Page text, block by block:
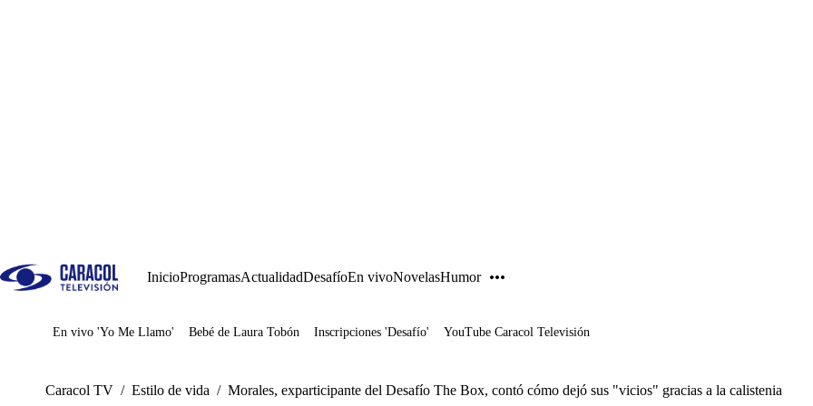
InicioProgramasActualidadDesafíoEn vivoNovelasHumor
Juegos
En vivo 'Yo Me Llamo' Bebé de Laura Tobón Inscripciones 'Desafío' YouTube Caracol Televisión
Caracol TV / Estilo de vida / Morales, exparticipante del Desafío The Box, contó cómo dejó sus "vicios" gracias a la calistenia